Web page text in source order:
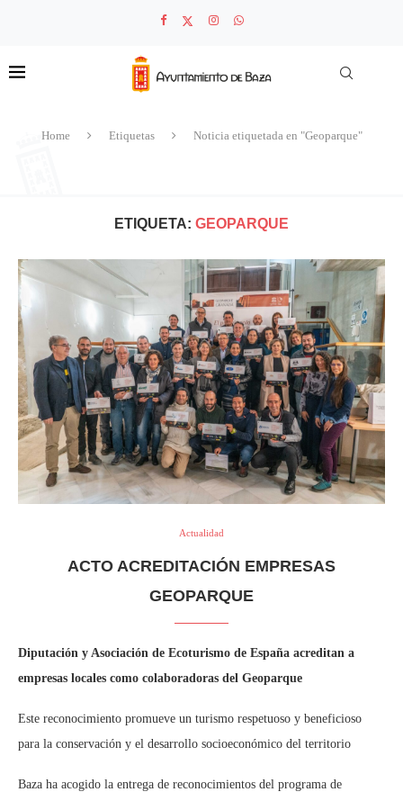
Home Etiquetas Noticia etiquetada en "Geoparque"
ETIQUETA: GEOPARQUE
Actualidad
ACTO ACREDITACIÓN EMPRESAS
GEOPARQUE
Diputación y Asociación de Ecoturismo de España acreditan a
empresas locales como colaboradoras del Geoparque
Este reconocimiento promueve un turismo respetuoso y beneficioso
para la conservación y el desarrollo socioeconómico del territorio
Baza ha acogido la entrega de reconocimientos del programa de